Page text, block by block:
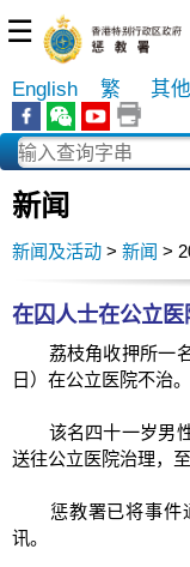
☰
English 繁 其
新闻
新闻及活动 > 新闻 >
在囚人士在公立
荔枝角收押所一名
日）在公立医院不治。
该名四十一岁男性
送往公立医院治理，
惩教署已将事件通
讯。